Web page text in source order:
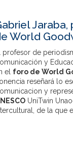
World
profesor de
y
el foro de World
reseñará lo
y
UniTwin
de la que